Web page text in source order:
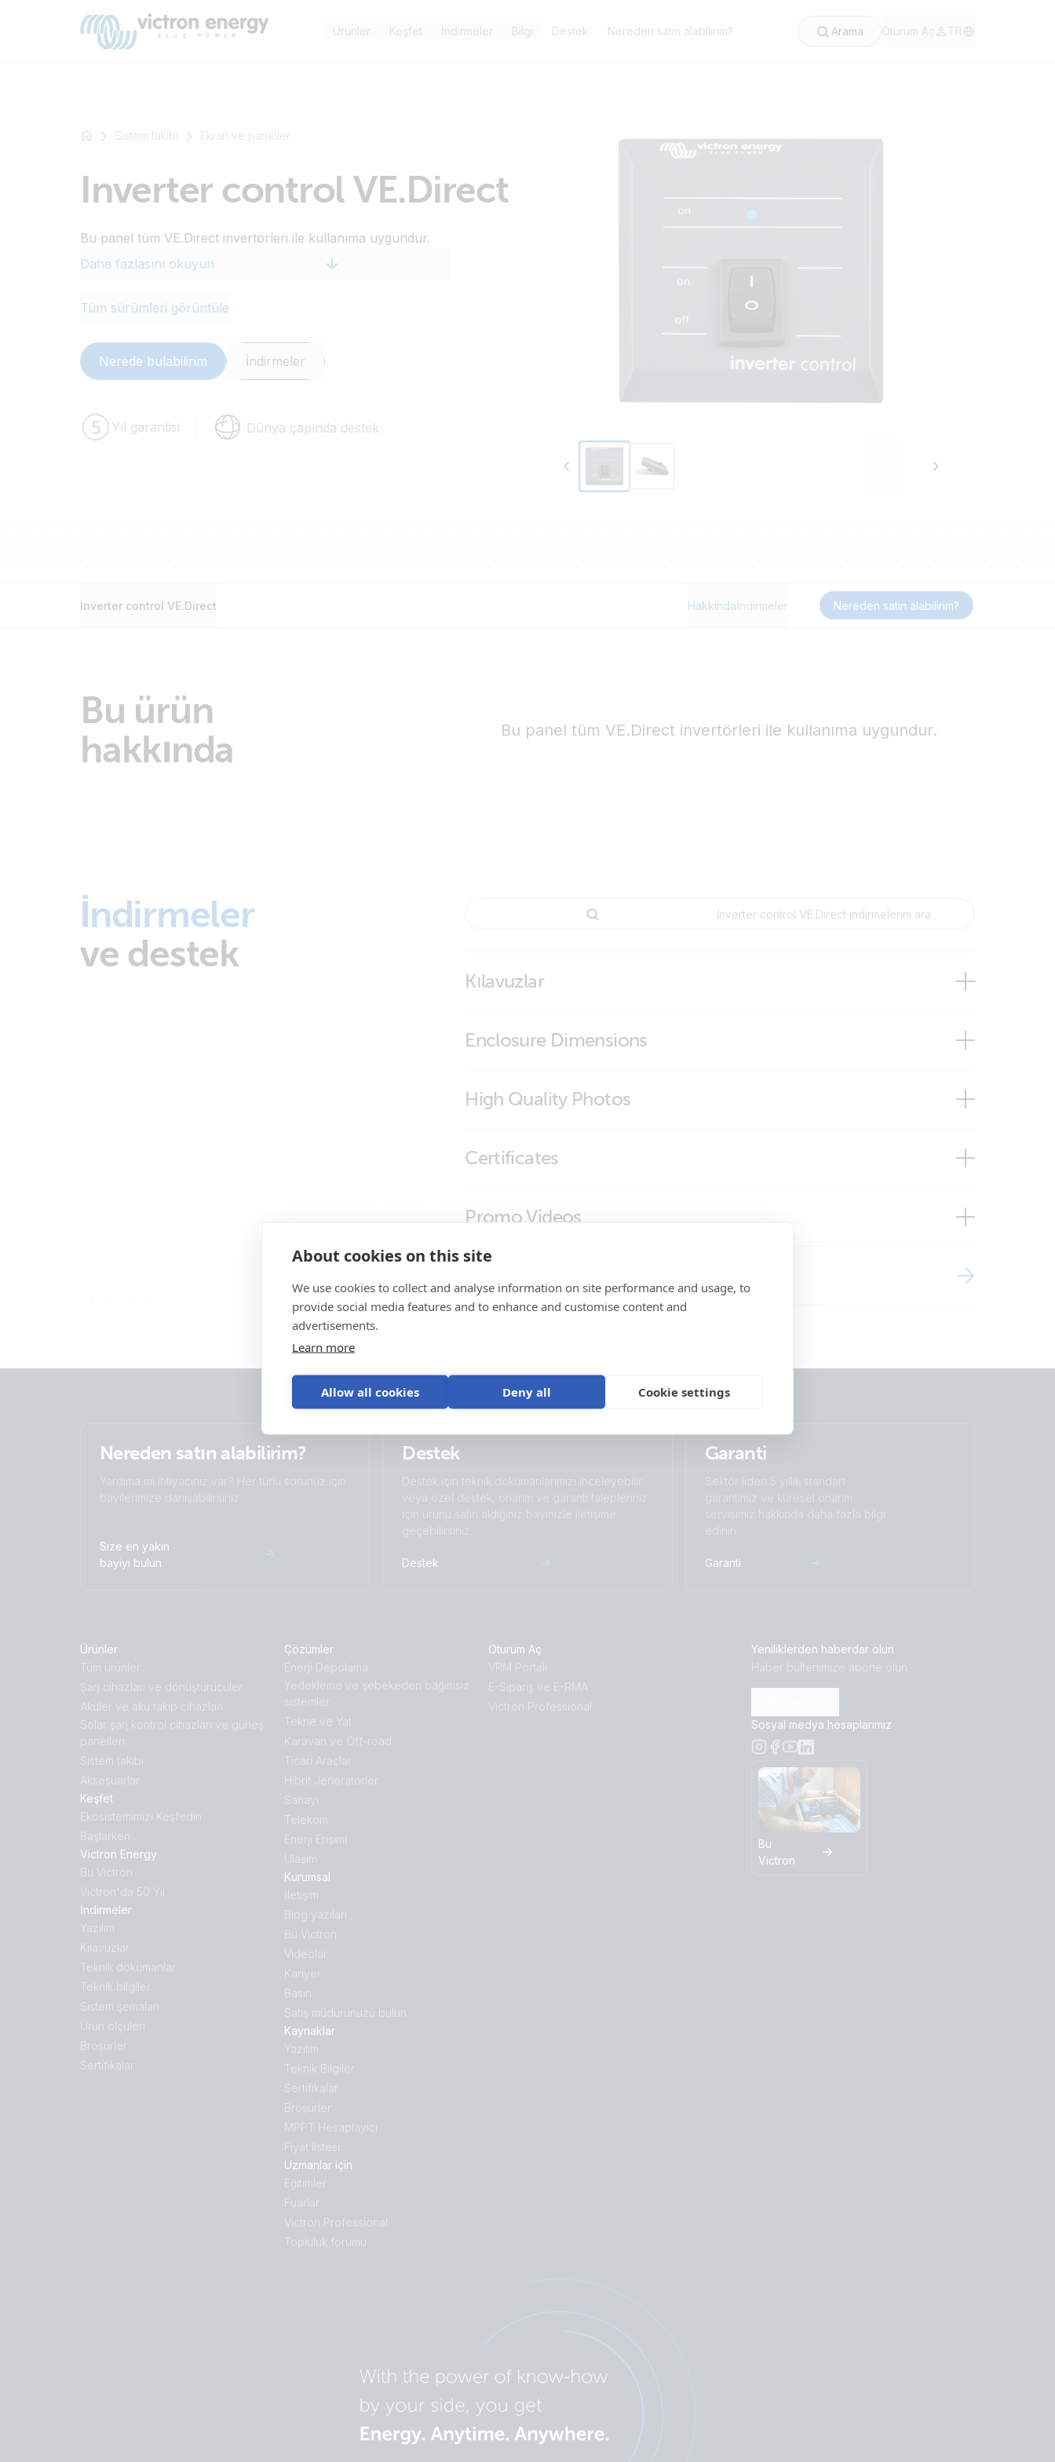
About cookies on this site
We use cookies to collect and analyse information on site performance and usage, to
provide social media features and to enhance and customise content and
advertisements.
Learn more
Allow all cookies Deny all Cookie settings
Ürünler Keşfet İndirmeler Bilgi Destek Nereden satın alabilirim? Arama Oturum Aç TR
Sistem takibi Ekran ve paneller
Inverter control VE.Direct
Bu panel tüm VE.Direct invertörleri ile kullanıma uygundur.
Daha fazlasını okuyun
Tüm sürümleri görüntüle
Nerede bulabilirim İndirmeler
Yıl garantisi Dünya çapında destek
Inverter control VE.Direct Hakkında İndirmeler Nereden satın alabilirim?
Bu ürün
hakkında
Bu panel tüm VE.Direct invertörleri ile kullanıma uygundur.
İndirmeler
ve destek
Kılavuzlar
Enclosure Dimensions
Inverter Control VE.Direct - Connection Mounting Template
High Quality Photos
Inverter Control VE.Direct (side2_)
Certificates
Promo Videos
Brand video
Nereden satın alabilirim?
Yardıma mı ihtiyacınız var? Her türlü sorunuz için
bayilerimize danışabilirsiniz.
Size en yakın
bayiyi bulun
Destek
Destek için teknik dökümanlarımızı inceleyebilir
veya özel destek, onarım ve garanti talepleriniz
için ürünü satın aldığınız bayinizle iletişime
geçebilirsiniz.
Destek
Garanti
Sektör lideri 5 yıllık standart
garantimiz ve küresel onarım
servisimiz hakkında daha fazla bilgi
edinin.
Garanti
Ürünler
Tüm ürünler
Ṣarj cihazları ve dönüştürücüler
Aküler ve akü takip cihazları
Solar şarj kontrol cihazları ve güneş
panelleri
Sistem takibi
Aksesuarlar
Keşfet
Ekosistemimizi Keşfedin
Başlarken
Victron Energy
Bu Victron
Victron'da 50 Yıl
İndirmeler
Yazılım
Kılavuzlar
Teknik dökümanlar
Teknik bilgiler
Sistem şemaları
Ürün ölçüleri
Broṣürler
Sertifikalar
Çözümler
Enerji Depolama
Yedekleme ve şebekeden bağımsız
sistemler
Tekne ve Yat
Karavan ve Off-road
Ticari Araçlar
Hibrit Jeneratörler
Sanayi
Telekom
Enerji Erişimi
Ulaşım
Kurumsal
İletişim
Blog yazıları
Bu Victron
Videolar
Kariyer
Basın
Satış müdürünüzü bulun
Kaynaklar
Yazılım
Teknik Bilgiler
Sertifikalar
Broṣürler
MPPT Hesaplayıcı
Fiyat listesi
Uzmanlar için
Eğitimler
Fuarlar
Victron Professional
Topluluk forumu
Oturum Aç
VRM Portalı
E-Sipariş ve E-RMA
Victron Professional
Yeniliklerden haberdar olun
Haber bültenimize abone olun
Sosyal medya hesaplarımız
Bu
Victron